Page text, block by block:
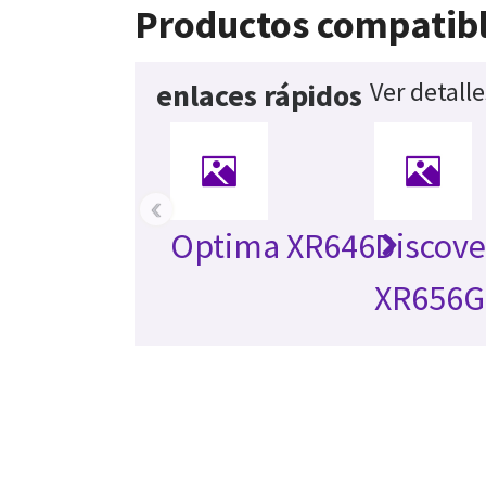
Productos
enlaces rápidos Ver
Optima XR646
‹